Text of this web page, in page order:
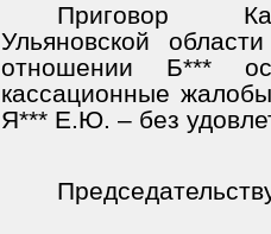
Приговор
Ульяновской
отношении Б***
кассационные
Я*** Е.Ю. – без